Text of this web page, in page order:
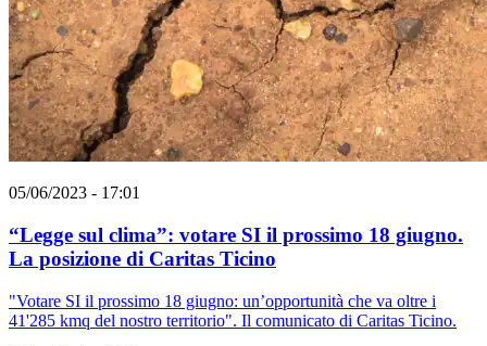
05/06/2023 - 17:01
“Legge sul clima”: votare SI il prossimo 18 giugno.
La posizione di Caritas Ticino
"Votare SI il prossimo 18 giugno: un’opportunità che va oltre i
41'285 kmq del nostro territorio". Il comunicato di Caritas Ticino.